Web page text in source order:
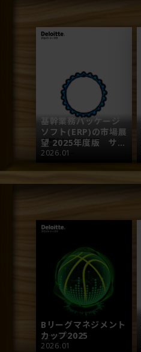
基幹業務パッケージ
ソフト(ERP)の市場展
望 2025年度版 サマ
リ
2026.01
Bリーグマネジメント
カップ2025
2026.01